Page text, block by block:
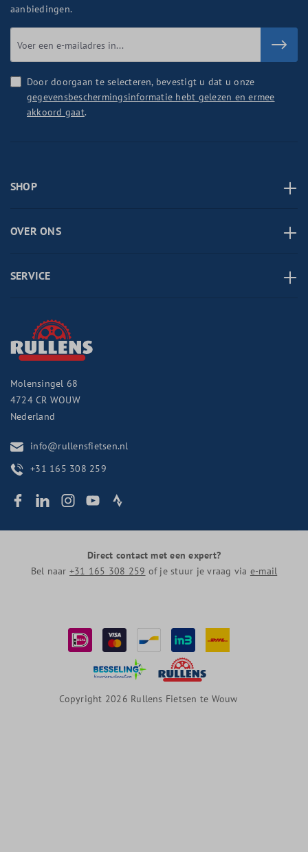
aanbiedingen.
Door doorgaan te selecteren, bevestigt u dat u onze
gegevensbeschermingsinformatie hebt gelezen en ermee
akkoord gaat.
SHOP
OVER ONS
SERVICE
Molensingel 68
4724 CR WOUW
Nederland
info@rullensfietsen.nl
+31 165 308 259
Direct contact met een expert?
Bel naar +31 165 308 259 of je stuur je vraag via e-mail
Copyright 2026 Rullens Fietsen te Wouw